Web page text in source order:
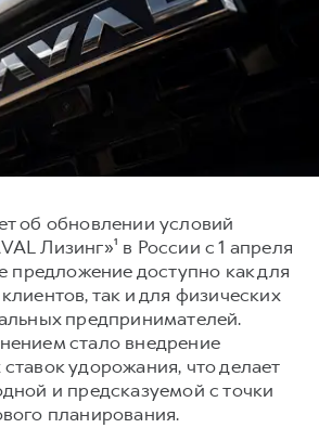
от 3 599 000 ₽
КЛИЕНТАМ
клиентам
ОБСЛУЖИВАНИЕ
на дороге»
обслуживания
GWM
Защита+»
об обновлении условий
Лизинг»¹ в России с 1 апреля
предложение доступно как для
так и для физических
предпринимателей.
стало внедрение
удорожания, что делает
и предсказуемой с точки
планирования.